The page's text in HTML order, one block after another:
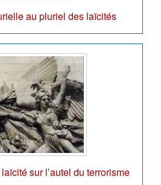
au pluriel des laïcités
sur l’autel du terrorisme